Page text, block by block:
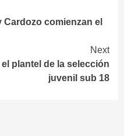
comienzan el
Next
plantel de la selección
juvenil sub 18